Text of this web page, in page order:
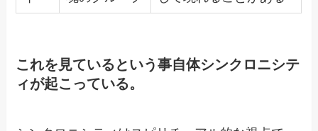
これを見ているという事自体シンクロニシテ
ィが起こっている。